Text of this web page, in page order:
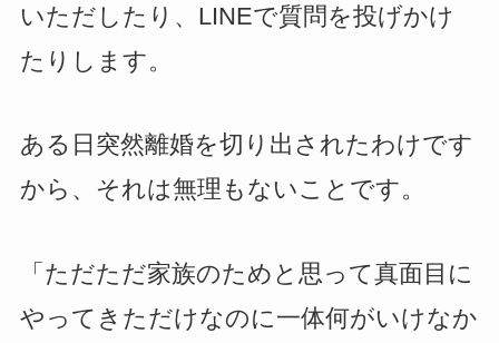
いただしたり、LINEで質問を投げかけ
たりします。
ある日突然離婚を切り出されたわけです
から、それは無理もないことです。
「ただただ家族のためと思って真面目に
やってきただけなのに一体何がいけなか